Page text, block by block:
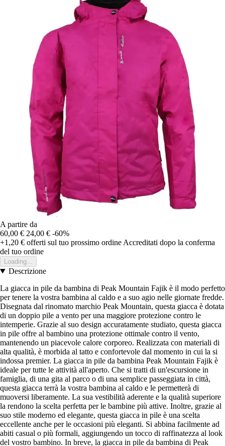
A partire da
60,00 € 24,00 € -60%
+1,20 € offerti sul tuo prossimo ordine Accreditati dopo la conferma
del tuo ordine
Loading...
Descrizione
La giacca in pile da bambina di Peak Mountain Fajik è il modo perfetto
per tenere la vostra bambina al caldo e a suo agio nelle giornate fredde.
Disegnata dal rinomato marchio Peak Mountain, questa giacca è dotata
di un doppio pile a vento per una maggiore protezione contro le
intemperie. Grazie al suo design accuratamente studiato, questa giacca
in pile offre al bambino una protezione ottimale contro il vento,
mantenendo un piacevole calore corporeo. Realizzata con materiali di
alta qualità, è morbida al tatto e confortevole dal momento in cui la si
indossa premier. La giacca in pile da bambina Peak Mountain Fajik è
ideale per tutte le attività all'aperto. Che si tratti di un'escursione in
famiglia, di una gita al parco o di una semplice passeggiata in città,
questa giacca terrà la vostra bambina al caldo e le permetterà di
muoversi liberamente. La sua vestibilità aderente e la qualità superiore
la rendono la scelta perfetta per le bambine più attive. Inoltre, grazie al
suo stile moderno ed elegante, questa giacca in pile è una scelta
eccellente anche per le occasioni più eleganti. Si abbina facilmente ad
abiti casual o più formali, aggiungendo un tocco di raffinatezza al look
del vostro bambino. In breve, la giacca in pile da bambina di Peak